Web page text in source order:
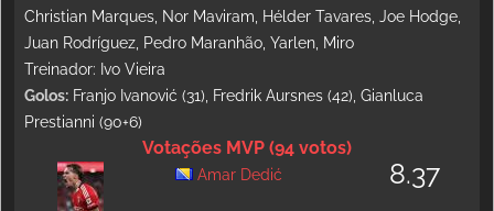
Christian Marques, Nor Maviram, Hélder Tavares, Joe Hodge,
Juan Rodríguez, Pedro Maranhão, Yarlen, Miro
Treinador: Ivo Vieira
Golos: Franjo Ivanović (31), Fredrik Aursnes (42), Gianluca
Prestianni (90+6)
Votações MVP (94 votos)
Amar Dedić 8.37